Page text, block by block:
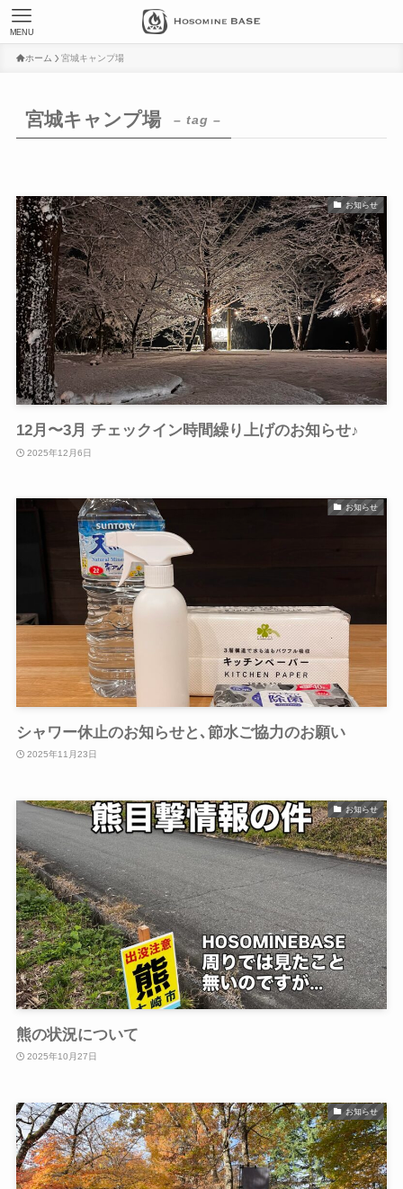
MENU
ホーム 宮城キャンプ場
宮城キャンプ場 – tag –
お知らせ
12月〜3月 チェックイン時間繰り上げのお知らせ♪
2025年12月6日
お知らせ
シャワー休止のお知らせと､節水ご協力のお願い
2025年11月23日
お知らせ
熊の状況について
2025年10月27日
お知らせ